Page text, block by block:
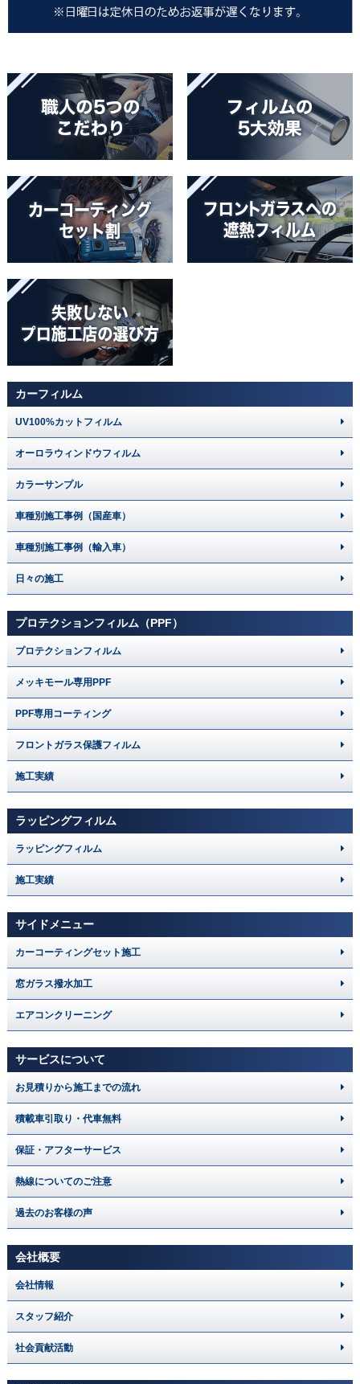
カーフィルム
UV100%カットフィルム
オーロラウィンドウフィルム
カラーサンプル
車種別施工事例（国産車）
車種別施工事例（輸入車）
日々の施工
プロテクションフィルム（PPF）
プロテクションフィルム
メッキモール専用PPF
PPF専用コーティング
フロントガラス保護フィルム
施工実績
ラッピングフィルム
ラッピングフィルム
施工実績
サイドメニュー
カーコーティングセット施工
窓ガラス撥水加工
エアコンクリーニング
サービスについて
お見積りから施工までの流れ
積載車引取り・代車無料
保証・アフターサービス
熱線についてのご注意
過去のお客様の声
会社概要
会社情報
スタッフ紹介
社会貢献活動